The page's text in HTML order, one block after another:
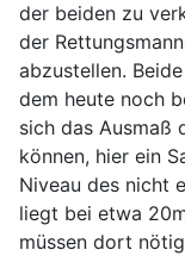
der beiden zu
der
abzustellen.
dem heute noch
sich das Ausmaß
können, hier ein
Niveau des nicht
liegt bei etwa
müssen dort